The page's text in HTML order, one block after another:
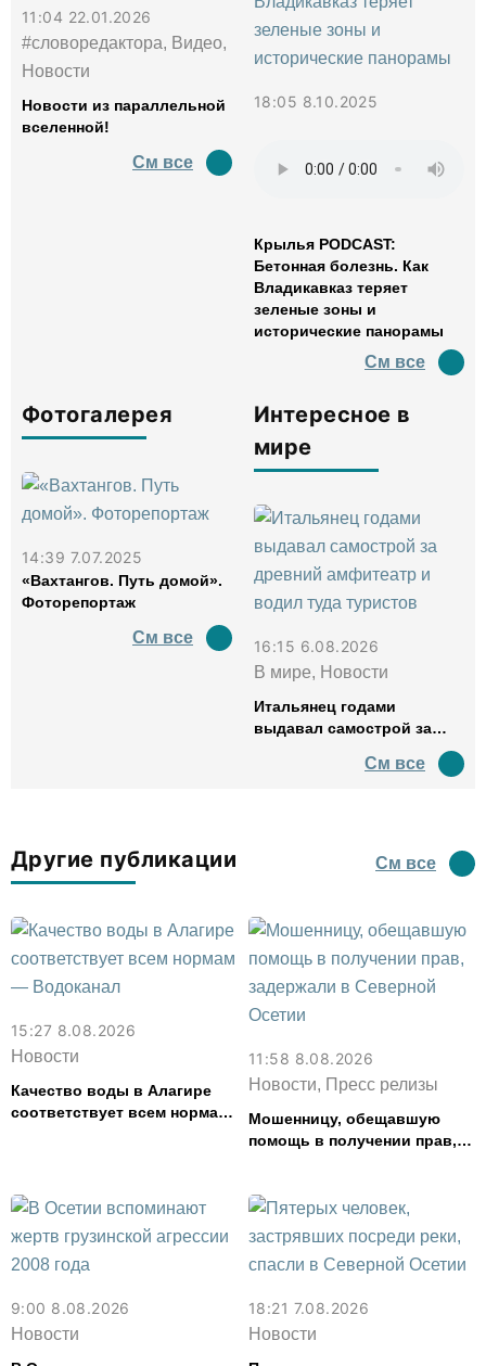
11:04 22.01.2026
#словоредактора, Видео,
Новости
Новости из параллельной
вселенной!
См все
18:05 8.10.2025
Крылья PODCAST:
Бетонная болезнь. Как
Владикавказ теряет
зеленые зоны и
исторические панорамы
См все
Фотогалерея
14:39 7.07.2025
«Вахтангов. Путь домой».
Фоторепортаж
См все
Интересное в
мире
16:15 6.08.2026
В мире, Новости
Итальянец годами
выдавал самострой за
водил туда туристов
См все
Другие публикации См все
15:27 8.08.2026
Новости
Качество воды в Алагире
соответствует всем нормам
11:58 8.08.2026
Новости, Пресс релизы
Мошенницу, обещавшую
помощь в получении прав,
9:00 8.08.2026
Новости
18:21 7.08.2026
Новости